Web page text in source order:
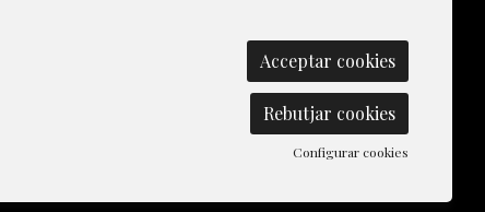
Acceptar cookies
Rebutjar cookies
Configurar cookies